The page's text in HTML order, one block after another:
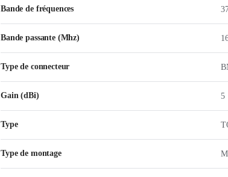
Bande de fréquences
Bande passante (Mhz)
Type de connecteur
Gain (dBi) 5
Type
Type de montage